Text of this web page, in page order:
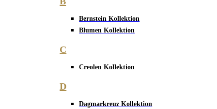
Bernstein Kollektion
Blumen Kollektion
C
Creolen Kollektion
D
Dagmarkreuz Kollektion